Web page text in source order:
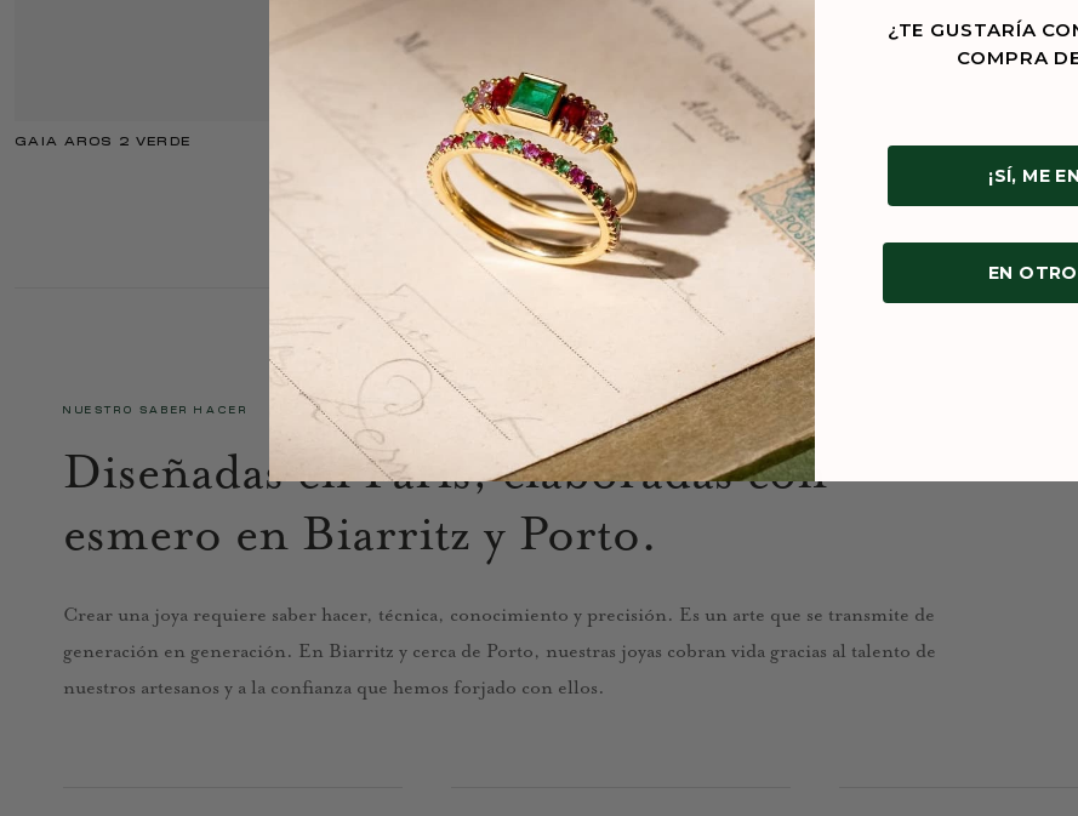
GAIA AROS 2 VERDE
NUESTRO SABER HACER
Diseñadas en París, elaboradas con
esmero en Biarritz y Porto.
Crear una joya requiere saber hacer, técnica, conocimiento y precisión. Es un arte que se transmite de
generación en generación. En Biarritz y cerca de Porto, nuestras joyas cobran vida gracias al talento de
nuestros artesanos y a la confianza que hemos forjado con ellos.
¿TE GUSTARÍA
COMPRA
¡SÍ, ME
EN